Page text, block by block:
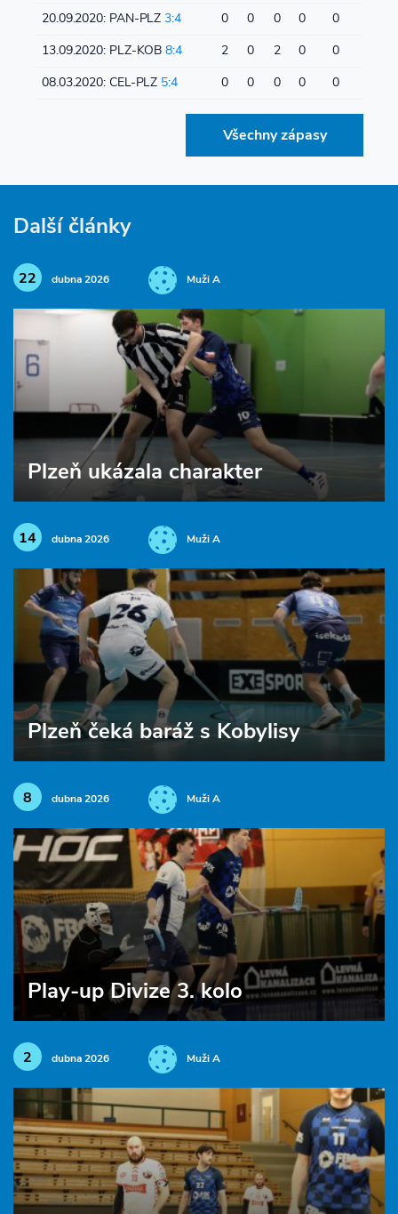
20.09.2020: PAN-PLZ 3:4 0 0 0 0 0
13.09.2020: PLZ-KOB8:4 2 0 2 0 0
08.03.2020: CEL-PLZ 5:4 0 0 0 0 0
Všechny zápasy
Další články
22 dubna 2026 Muži A
Plzeň ukázala charakter
14 dubna 2026 Muži A
Plzeň čeká baráž s Kobylisy
8 dubna 2026 Muži A
Play-up Divize 3. kolo
2 dubna 2026 Muži A